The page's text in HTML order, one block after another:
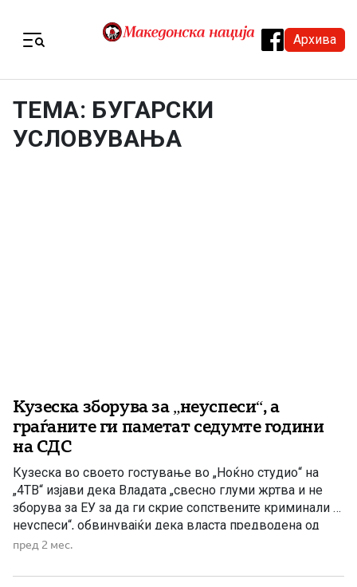
Архива
ТЕМА: БУГАРСКИ
УСЛОВУВАЊА
Кузеска зборува за „неуспеси“, а
граѓаните ги паметат седумте години
на СДС
Кузеска во своето гостување во „Ноќно студио“ на
„4ТВ“ изјави дека Владата „свесно глуми жртва и не
зборува за ЕУ за да ги скрие сопствените криминали и
неуспеси“, обвинувајќи дека власта предводена од
ВМРО-ДПМНЕ немала вистинска намера да ја води
портпаролката на СДС, актуелната власт намерно ја
пред 2 мес.